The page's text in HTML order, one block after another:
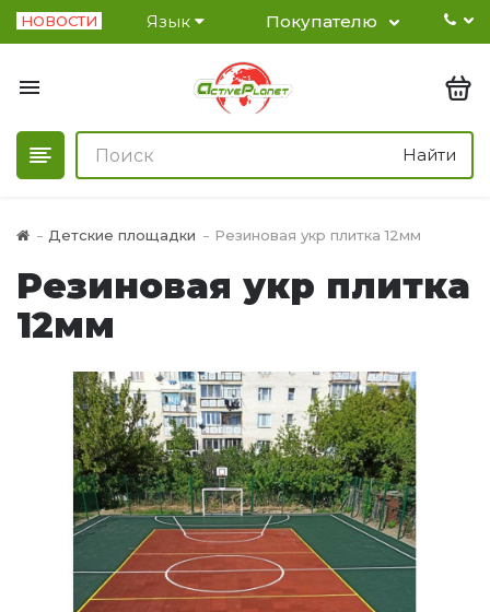
НОВОСТИ Язык Покупателю
Найти
Детские площадки Резиновая укр плитка 12мм
Резиновая укр плитка
12мм